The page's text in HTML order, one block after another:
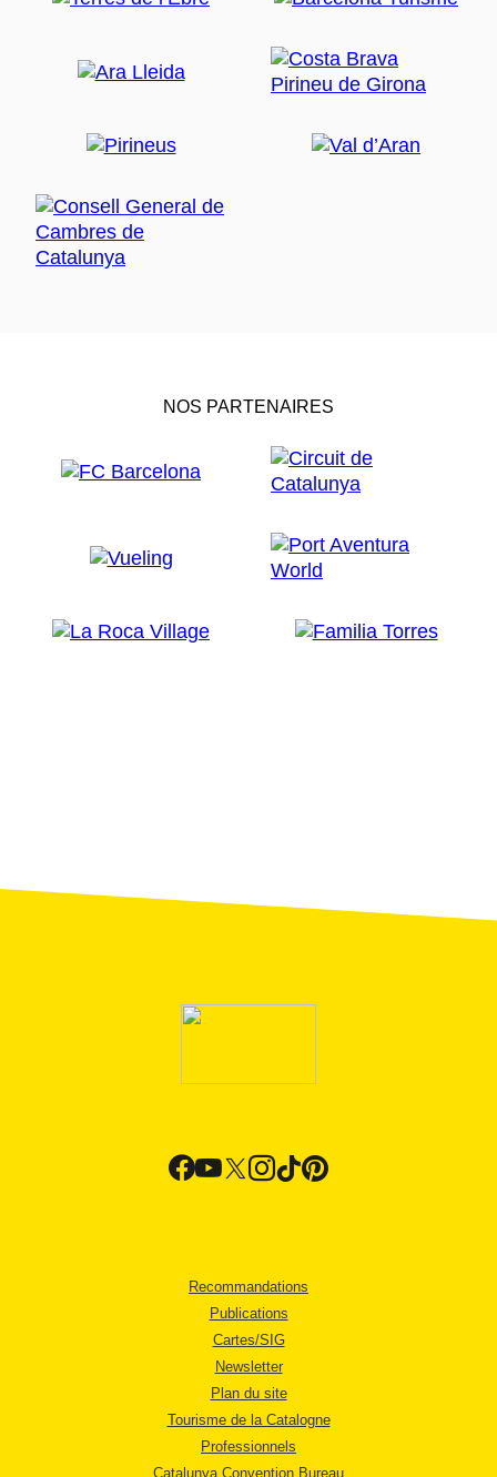
NOS PARTENAIRES
Recommandations
Publications
Cartes/SIG
Newsletter
Plan du site
Tourisme de la Catalogne
Professionnels
Catalunya Convention Bureau